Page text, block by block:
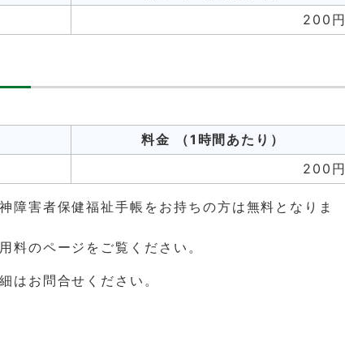
200円
料金
（1時間あたり）
200円
障害者保健福祉手帳をお持ちの方は無料となりま
料のページをご覧ください。
はお問合せください。